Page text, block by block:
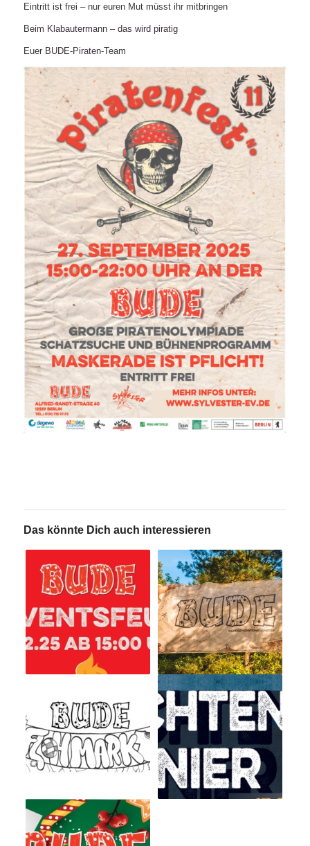
Eintritt ist frei – nur euren Mut müsst ihr mitbringen
Beim Klabautermann – das wird piratig
Euer BUDE-Piraten-Team
Das könnte Dich auch interessieren